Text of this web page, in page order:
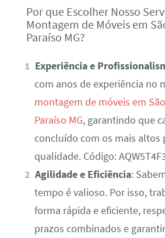
Por que Escolher Nosso
Montagem de Móveis em
Paraíso MG?
Experiência e
com anos de experiência no
montagem de móveis em
Paraíso MG, garantindo que
concluído com os mais altos
qualidade. Código:
Agilidade e Eficiência:
tempo é valioso. Por isso,
forma rápida e eficiente,
prazos combinados e